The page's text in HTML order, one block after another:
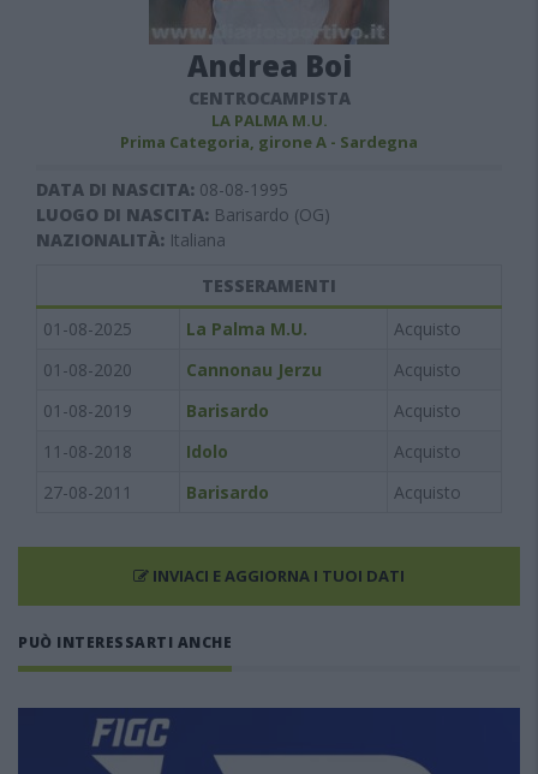
Andrea Boi
CENTROCAMPISTA
LA PALMA M.U.
Prima Categoria, girone A - Sardegna
DATA DI NASCITA: 08-08-1995
LUOGO DI NASCITA: Barisardo (OG)
NAZIONALITÀ: Italiana
TESSERAMENTI
01-08-2025
La Palma M.U.
Acquisto
01-08-2020
Cannonau Jerzu
Acquisto
01-08-2019
Barisardo
Acquisto
11-08-2018
Idolo
Acquisto
27-08-2011
Barisardo Acquisto
INVIACI E AGGIORNA I TUOI DATI
PUÒ INTERESSARTI ANCHE